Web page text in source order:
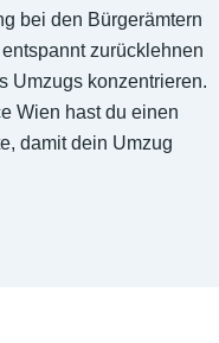
bei den Bürgerämtern
zurücklehnen
Umzugs konzentrieren.
Wien hast du einen
damit dein Umzug